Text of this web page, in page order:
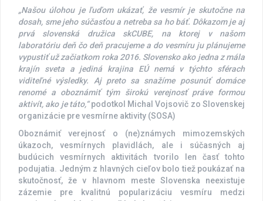
„Našou úlohou je ľuďom ukázať, že vesmír je skutočne na
dosah, sme jeho súčasťou a netreba sa ho báť. Dôkazom je aj
prvá slovenská družica skCUBE, na ktorej v našom
laboratóriu deň čo deň pracujeme a do vesmíru ju plánujeme
vypustiť už začiatkom roka 2016. Slovensko ako jedna z mála
krajín sveta a jediná krajina EÚ nemá v týchto sférach
viditeľné výsledky. Aj preto sa snažíme posunúť domáce
renomé a oboznámiť tým širokú verejnosť práve formou
aktivít, ako je táto,“podotkol Michal Vojsovič zo Slovenskej
organizácie pre vesmírne aktivity (SOSA)
Oboznámiť verejnosť o (ne)známych mimozemských
úkazoch, vesmírnych plavidlách, ale i súčasných aj
budúcich vesmírnych aktivitách tvorilo len časť tohto
podujatia. Jedným z hlavných cieľov bolo tiež poukázať na
skutočnosť, že v hlavnom meste Slovenska neexistuje
zázemie pre kvalitnú popularizáciu vesmíru medzi